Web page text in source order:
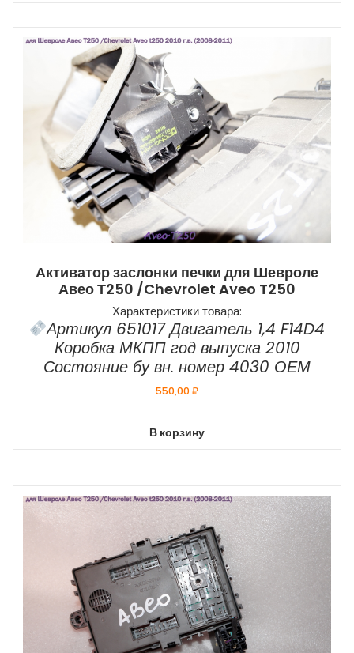
Активатор заслонки печки для Шевроле
Авео Т250 /Chevrolet Aveo T250
Характеристики товара:
Артикул 651017 Двигатель 1,4 F14D4
Коробка МКПП год выпуска 2010
Состояние бу вн. номер 4030 ОЕМ
550,00₽
В корзину